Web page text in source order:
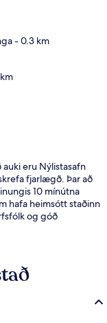
- 0.3 km
eru Nýlistasafn
fjarlægð. Þar að
10 mínútna
hafa heimsótt staðinn
og góð